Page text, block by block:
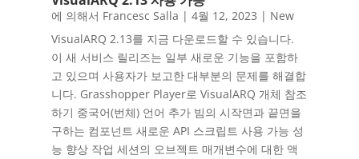
에 의해서 Francesc Salla | 4월 12, 2023 | New
VisualARQ 2.13를 지금 다운로드할 수 있습니다.
이 새 서비스 릴리즈는 일부 새로운 기능을 포함하
고 있으며 사용자가 보고한 대부분의 문제를 해결합
니다. Grasshopper Player로 VisualARQ 개체 참조
하기 중국어(번체) 언어 추가 빔의 시작면과 끝면을
구하는 컴포넌트 새로운 API 스크립트 사용 가능 성
능 향상 작업 세션의 오브젝트 매개변수에 대한 액